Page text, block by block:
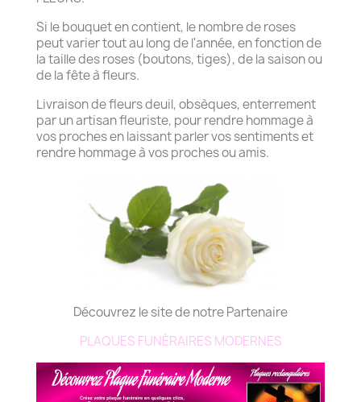
Si le bouquet en contient, le nombre de roses
peut varier tout au long de l'année, en fonction de
la taille des roses (boutons, tiges), de la saison ou
de la fête à fleurs.
Livraison de fleurs deuil, obsèques, enterrement
par un artisan fleuriste, pour rendre hommage à
vos proches en laissant parler vos sentiments et
rendre hommage à vos proches ou amis.
Découvrez le site de notre Partenaire
PLAQUES FUNÉRAIRES MODERNES